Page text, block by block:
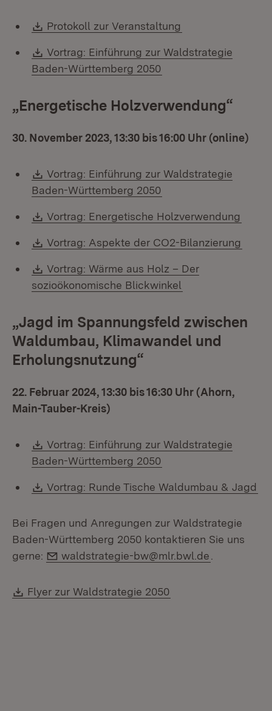
Download:
Protokoll zur Veranstaltung
Download:
Vortrag: Einführung zur Waldstrategie
Baden-Württemberg 2050
„Energetische Holzverwendung“
30. November 2023, 13:30 bis 16:00 Uhr (online)
Download:
Vortrag: Einführung zur Waldstrategie
Baden-Württemberg 2050
Download:
Vortrag: Energetische Holzverwendung
Download:
Vortrag: Aspekte der CO2-Bilanzierung
Download:
Vortrag: Wärme aus Holz – Der
sozioökonomische Blickwinkel
„Jagd im Spannungsfeld zwischen
Waldumbau, Klimawandel und
Erholungsnutzung“
22. Februar 2024, 13:30 bis 16:30 Uhr (Ahorn,
Main-Tauber-Kreis)
Download:
Vortrag: Einführung zur Waldstrategie
Baden-Württemberg 2050
Download:
Vortrag: Runde Tische Waldumbau & Jagd
Bei Fragen und Anregungen zur Waldstrategie
Baden-Württemberg 2050 kontaktieren Sie uns
gerne:
E-Mail:
waldstrategie-bw@mlr.bwl.de
Download:
Flyer zur Waldstrategie 2050